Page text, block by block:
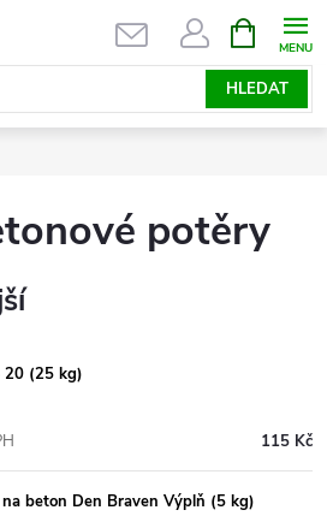
HLEDAT
NÁKUPNÍ
KOŠÍK
potěry
20 (25 kg)
115 Kč
beton Den Braven Výplň (5 kg)